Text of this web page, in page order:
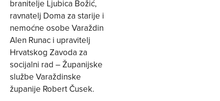
branitelje Ljubica Božić,
ravnatelj Doma za starije i
nemoćne osobe Varaždin
Alen Runac i upravitelj
Hrvatskog Zavoda za
socijalni rad – Županijske
službe Varaždinske
županije Robert Čusek.